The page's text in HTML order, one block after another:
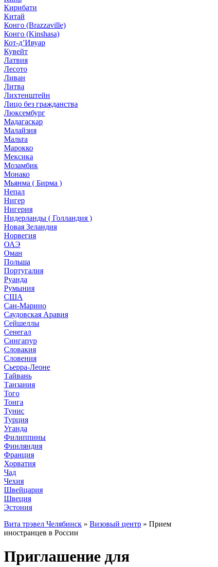
Кирибати
Китай
Конго (Brazzaville)
Конго (Kinshasa)
Кот-д’Ивуар
Кувейт
Латвия
Лесото
Ливан
Литва
Лихтенштейн
Лицо без гражданства
Люксембург
Мадагаскар
Малайзия
Мальта
Марокко
Мексика
Мозамбик
Монако
Мьянма ( Бирма )
Непал
Нигер
Нигерия
Нидерланды ( Голландия )
Новая Зеландия
Норвегия
ОАЭ
Оман
Польша
Португалия
Руанда
Румыния
США
Сан-Марино
Саудовская Аравия
Сейшеллы
Сенегал
Сингапур
Словакия
Словения
Сьерра-Леоне
Тайвань
Танзания
Того
Тонга
Тунис
Турция
Уганда
Филиппины
Финляндия
Франция
Хорватия
Чад
Чехия
Швейцария
Швеция
Эстония
Вита трэвел Челябинск » Визовый центр » Прием
иностранцев в России
Приглашение для